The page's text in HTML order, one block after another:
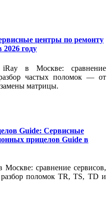
центры по ремонту
году
iRay в Москве: сравнение
частых поломок — от
матрицы.
Guide: Сервисные
прицелов Guide в
Москве: сравнение сервисов,
поломок TR, TS, TD и